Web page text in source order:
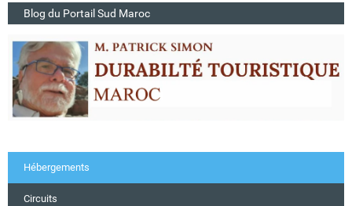
Blog du Portail Sud Maroc
Hébergements
Circuits